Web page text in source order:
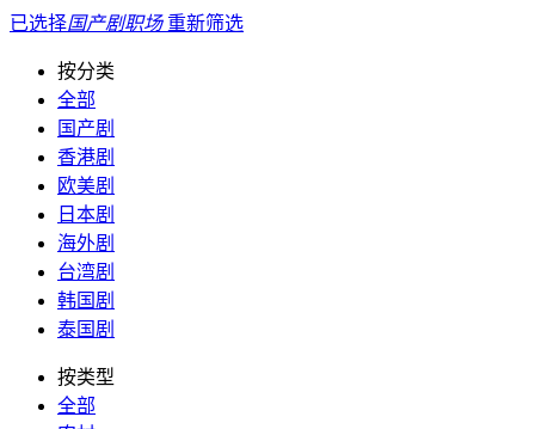
已选择国产剧职场 重新筛选
按分类
全部
国产剧
香港剧
欧美剧
日本剧
海外剧
台湾剧
韩国剧
泰国剧
按类型
全部